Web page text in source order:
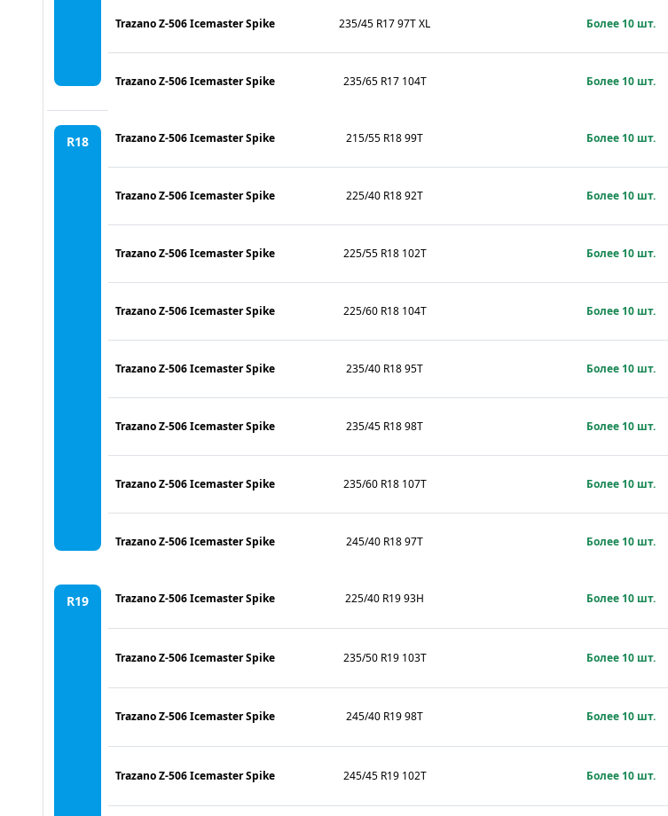
Trazano Z-506 Icemaster Spike 235/45 R17 97T XL Более 10 шт.
Trazano Z-506 Icemaster Spike 235/65 R17 104T Более 10 шт.
R18 Trazano Z-506 Icemaster Spike 215/55 R18 99T Более 10 шт.
Trazano Z-506 Icemaster Spike 225/40 R18 92T Более 10 шт.
Trazano Z-506 Icemaster Spike 225/55 R18 102T Более 10 шт.
Trazano Z-506 Icemaster Spike 225/60 R18 104T Более 10 шт.
Trazano Z-506 Icemaster Spike 235/40 R18 95T Более 10 шт.
Trazano Z-506 Icemaster Spike 235/45 R18 98T Более 10 шт.
Trazano Z-506 Icemaster Spike 235/60 R18 107T Более 10 шт.
Trazano Z-506 Icemaster Spike 245/40 R18 97T Более 10 шт.
R19 Trazano Z-506 Icemaster Spike 225/40 R19 93H Более 10 шт.
Trazano Z-506 Icemaster Spike 235/50 R19 103T Более 10 шт.
Trazano Z-506 Icemaster Spike 245/40 R19 98T Более 10 шт.
Trazano Z-506 Icemaster Spike 245/45 R19 102T Более 10 шт.